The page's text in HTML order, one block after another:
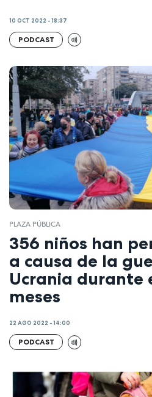
10 OCT 2022 - 18:37
PODCAST
PLAZA PÚBLICA
356 niños han
a causa de la
Ucrania durante
meses
22 AGO 2022 - 14:00
PODCAST